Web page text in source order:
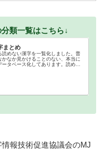
類一覧はこちら↓
まとめ
読めない漢字を一覧化しました。普
かなか見かけることのない、本当に
タベース化してあります。読めな
報技術促進協議会のMJ